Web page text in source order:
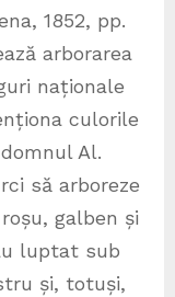
1852, pp.
arborarea
naționale
culorile
Al.
să arboreze
galben și
luptat sub
și, totuși,